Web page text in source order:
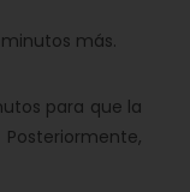
más.
para que la